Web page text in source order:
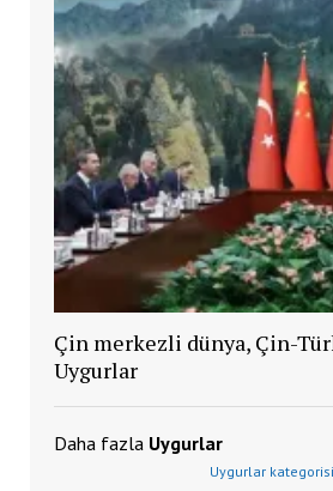
Çin merkezli dünya, Çin-
Uygurlar
Daha fazla Uygurlar
Uygurlar